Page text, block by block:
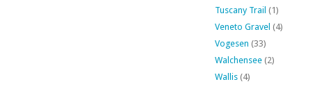
Tuscany Trail (1)
Veneto Gravel (4)
Vogesen (33)
Walchensee (2)
Wallis (4)